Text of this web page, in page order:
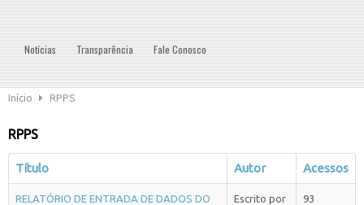
Notícias Transparência Fale Conosco
Início RPPS
RPPS
Título Autor Acessos
RELATÓRIO DE ENTRADA DE DADOS DO
Escrito por
93